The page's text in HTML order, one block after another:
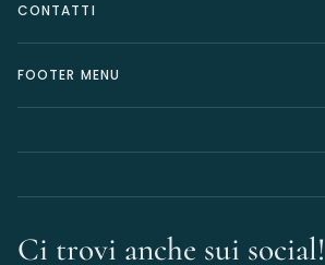
CONTATTI
FOOTER MENU
Ci trovi anche sui social!